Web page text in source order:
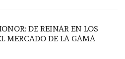
DE REINAR EN LOS
MERCADO DE LA GAMA